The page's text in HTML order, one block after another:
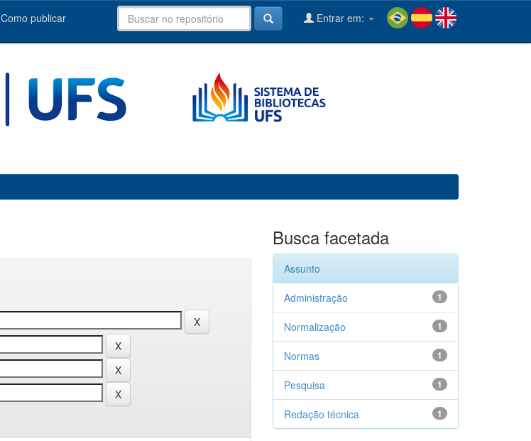
Como publicar Entrar em:
Busca facetada
Assunto
1
Administração
1
Normalização
1
Normas
1
Pesquisa
1
Redação técnica